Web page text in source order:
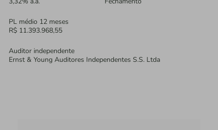
Auditor independente
Ernst & Young Auditores Independentes S.S. Ltda
PL médio 12 meses
R$ 11.393.968,55